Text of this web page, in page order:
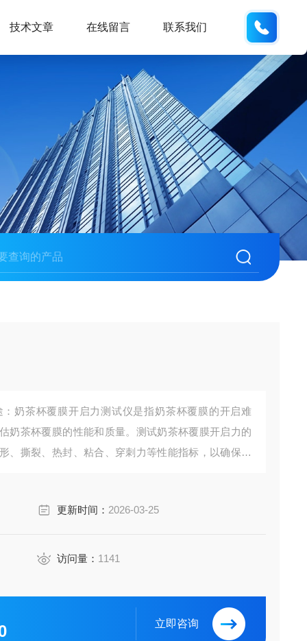
技术文章 在线留言 联系我们
奶茶杯覆膜开启力测试仪是指奶茶杯覆膜的开启难
奶茶杯覆膜的性能和质量。测试奶茶杯覆膜开启力的
、撕裂、热封、粘合、穿刺力等性能指标，以确保奶
更新时间： 2026-03-25
访问量： 1141
立即咨询